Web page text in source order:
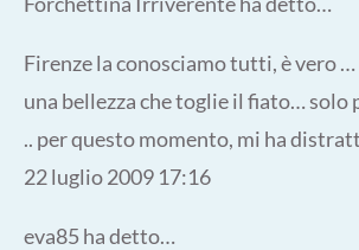
Firenze la conosciamo tutti, è vero …
una bellezza che toglie il fiato… solo
.. per questo momento, mi ha
22 luglio 2009 17:16
eva85 ha detto…